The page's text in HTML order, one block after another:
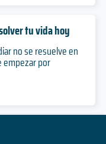
tu vida hoy
no se resuelve en
empezar por